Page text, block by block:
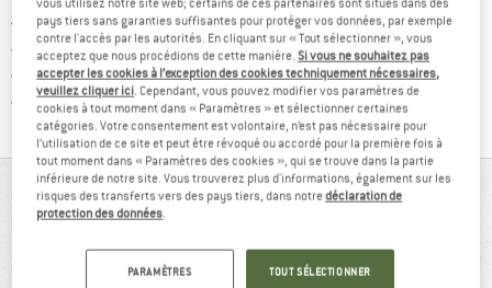
Droit de retour de 100 joursTrouve les informations de
> 4 000 000 clients satisfaits
Tous les articles disponibles
Protection des acheteurs de Trusted ShopsTrouve toutes les
VUE D'ENSEMBLE
vous utilisez notre site web; certains de ces partenaires sont situés dans des
pays tiers sans garanties suffisantes pour protéger vos données, par exemple
contre l'accès par les autorités. En cliquant sur « Tout sélectionner », vous
acceptez que nous procédions de cette manière.Si vous ne souhaitez pas
accepter les cookies à l’exception des cookies techniquement nécessaires,
veuillez cliquer ici. Cependant, vous pouvez modifier vos paramètres de
cookies à tout moment dans « Paramètres » et sélectionner certaines
catégories. Votre consentement est volontaire, n’est pas nécessaire pour
l’utilisation de ce site et peut être révoqué ou accordé pour la première fois à
tout moment dans « Paramètres des cookies », qui se trouve dans la partie
inférieure de notre site. Vous trouverez plus d'informations, également sur les
risques des transferts vers des pays tiers, dans notredéclaration de
protection des données.
PARAMÈTRES TOUT SÉLECTIONNER